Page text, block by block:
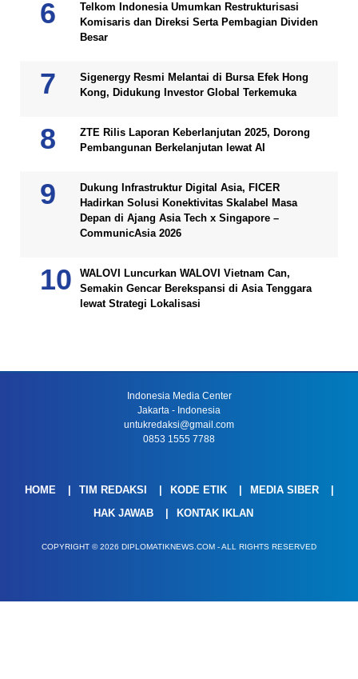
Telkom Indonesia Umumkan Restrukturisasi
Komisaris dan Direksi Serta Pembagian Dividen
Besar
Sigenergy Resmi Melantai di Bursa Efek Hong
Kong, Didukung Investor Global Terkemuka
ZTE Rilis Laporan Keberlanjutan 2025, Dorong
Pembangunan Berkelanjutan lewat AI
Dukung Infrastruktur Digital Asia, FICER
Hadirkan Solusi Konektivitas Skalabel Masa
Depan di Ajang Asia Tech x Singapore –
CommunicAsia 2026
WALOVI Luncurkan WALOVI Vietnam Can,
Semakin Gencar Berekspansi di Asia Tenggara
lewat Strategi Lokalisasi
Indonesia Media Center
Jakarta - Indonesia
untukredaksi@gmail.com
0853 1555 7788
HOME TIM REDAKSI KODE ETIK
MEDIA SIBER
HAK JAWAB
KONTAK IKLAN
COPYRIGHT © 2026 DIPLOMATIKNEWS.COM - ALL RIGHTS RESERVED